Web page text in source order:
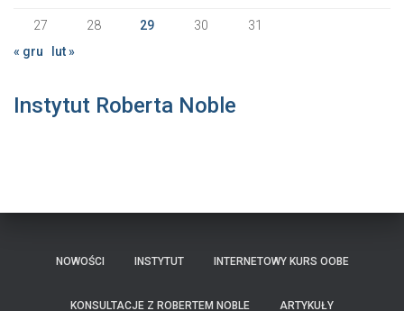
27 28 29 30
31
« gru
lut »
Instytut Roberta Noble
NOWOŚCI INSTYTUT INTERNETOWY KURS OOBE
KONSULTACJE Z ROBERTEM NOBLE ARTYKUŁY